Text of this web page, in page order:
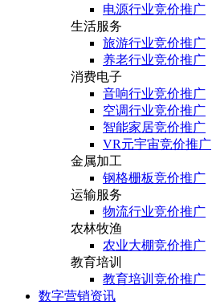
电源行业竞价推广
生活服务
旅游行业竞价推广
养老行业竞价推广
消费电子
音响行业竞价推广
空调行业竞价推广
智能家居竞价推广
VR元宇宙竞价推广
金属加工
钢格栅板竞价推广
运输服务
物流行业竞价推广
农林牧渔
农业大棚竞价推广
教育培训
教育培训竞价推广
数字营销资讯